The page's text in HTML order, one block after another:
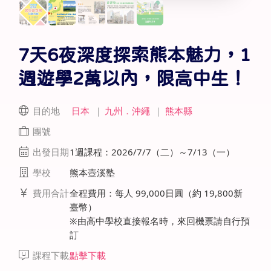
7天6夜深度探索熊本魅力，1
週遊學2萬以內，限高中生！
目的地 日本 ｜ 九州．沖繩 ｜ 熊本縣
團號
出發日期1週課程：2026/7/7（二）～7/13（一）
學校
熊本壺溪塾
費用合計全程費用：每人 99,000日圓（約 19,800新
臺幣）
※由高中學校直接報名時，來回機票請自行預
訂
課程下載點擊下載